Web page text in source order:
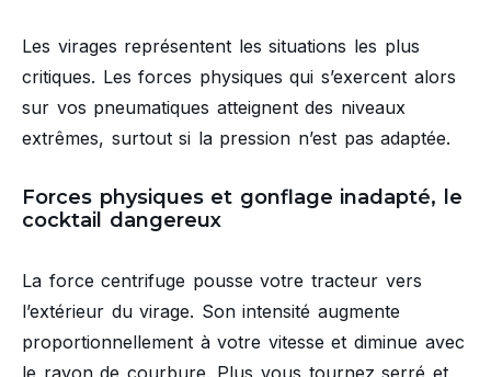
Les virages représentent les situations les plus
critiques. Les forces physiques qui s’exercent alors
sur vos pneumatiques atteignent des niveaux
extrêmes, surtout si la pression n’est pas adaptée.
Forces physiques et gonflage inadapté, le
cocktail dangereux
La force centrifuge pousse votre tracteur vers
l’extérieur du virage. Son intensité augmente
proportionnellement à votre vitesse et diminue avec